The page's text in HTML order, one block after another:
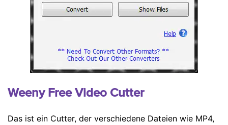
Weeny Free Video Cutter
Das ist ein Cutter, der verschiedene Dateien wie MP4,